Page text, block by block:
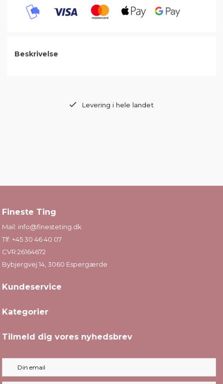
Beskrivelse
Levering i hele landet
Fineste Ting
Mail: info@finesteting.dk
Tlf:+45 30 46 40 07
CVR:26164672
Bybjergvej 14, 3060 Espergærde
Kundeservice
Kategorier
Tilmeld dig vores nyhedsbrev